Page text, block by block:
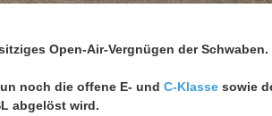
Open-Air-Vergnügen der Schwaben.
noch die offene E- und C-Klassesowie
abgelöst wird.